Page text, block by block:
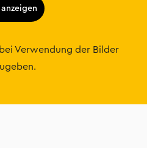
Verwendung der Bilder